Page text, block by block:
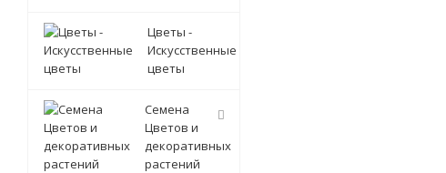
Цветы -
Искусственные
цветы
Семена
Цветов и
декоративных
растений